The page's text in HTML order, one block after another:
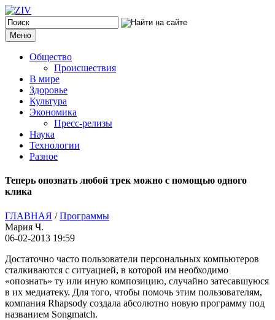
Меню
Общество
Происшествия
В мире
Здоровье
Культура
Экономика
Пресс-релизы
Наука
Технологии
Разное
Теперь опознать любой трек можно с помощью одного
клика
ГЛАВНАЯ /Программы
Мария Ч.
06-02-2013 19:59
Достаточно часто пользователи персональных компьютеров
сталкиваются с ситуацией, в которой им необходимо
«опознать» ту или иную композицию, случайно затесавшуюся
в их медиатеку. Для того, чтобы помочь этим пользователям,
компания Rhapsody создала абсолютно новую программу под
названием Songmatch.